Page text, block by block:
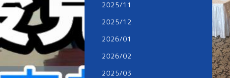
2025/11
2025/12
2026/01
2026/02
2025/03